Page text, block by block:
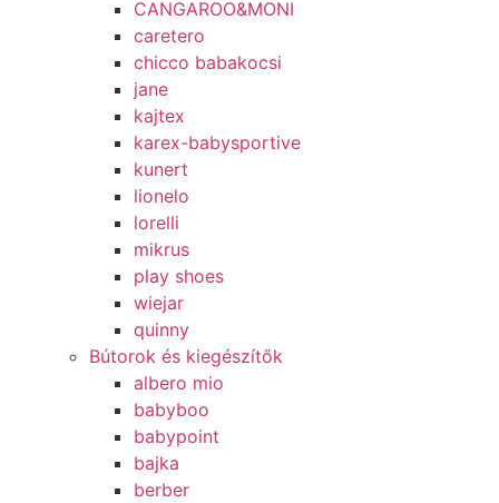
CANGAROO&MONI
caretero
chicco babakocsi
jane
kajtex
karex-babysportive
kunert
lionelo
lorelli
mikrus
play shoes
wiejar
quinny
Bútorok és kiegészítők
albero mio
babyboo
babypoint
bajka
berber